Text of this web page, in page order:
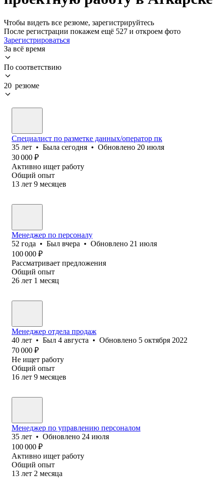
Чтобы видеть все резюме, зарегистрируйтесь
После регистрации покажем ещё 527 и откроем фото
Зарегистрироваться
За всё время
По соответствию
20 резюме
Специалист по разметке данных/оператор пк
35 лет • Была сегодня • Обновлено 20 июля
30 000 ₽
Активно ищет работу
Общий опыт
13 лет 9 месяцев
Менеджер по персоналу
52 года • Был вчера • Обновлено 21 июля
100 000 ₽
Рассматривает предложения
Общий опыт
26 лет 1 месяц
Менеджер отдела продаж
40 лет • Был 4 августа • Обновлено 5 октября 2022
70 000 ₽
Не ищет работу
Общий опыт
16 лет 9 месяцев
Менеджер по управлению персоналом
35 лет • Обновлено 24 июля
100 000 ₽
Активно ищет работу
Общий опыт
13 лет 2 месяца